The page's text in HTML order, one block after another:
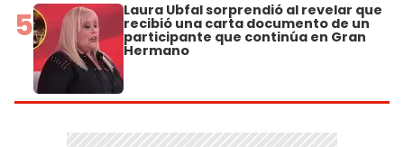
5 Laura Ubfal sorprendió al revelar que
recibió una carta documento de un
participante que continúa en Gran
Hermano